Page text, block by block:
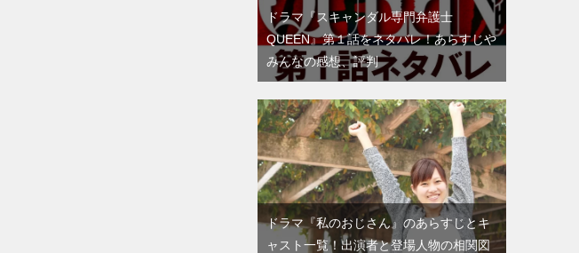
ドラマ『スキャンダル専門弁護士
QUEEN』第１話をネタバレ！あらすじや
みんなの感想、評判
ドラマ『私のおじさん』のあらすじとキ
ャスト一覧！出演者と登場人物の相関図